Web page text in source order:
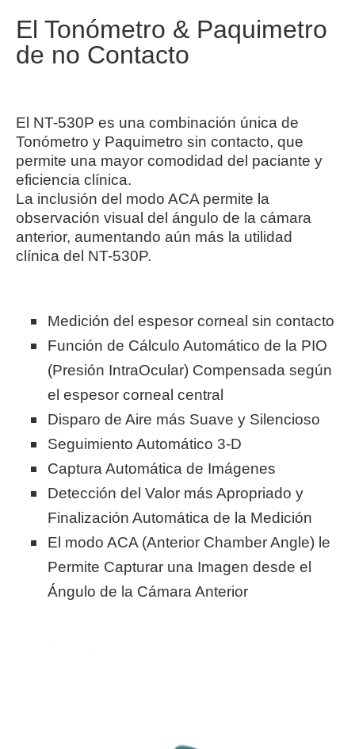
El Tonómetro & Paquimetro
de no Contacto
El NT-530P es una combinación única de
Tonómetro y Paquimetro sin contacto, que
permite una mayor comodidad del paciante y
eficiencia clínica.
La inclusión del modo ACA permite la
observación visual del ángulo de la cámara
anterior, aumentando aún más la utilidad
clínica del NT-530P.
Medición del espesor corneal sin contacto
Función de Cálculo Automático de la PIO
(Presión IntraOcular) Compensada según
el espesor corneal central
Disparo de Aire más Suave y Silencioso
Seguimiento Automático 3-D
Captura Automática de Imágenes
Detección del Valor más Apropriado y
Finalización Automática de la Medición
El modo ACA (Anterior Chamber Angle) le
Permite Capturar una Imagen desde el
Ángulo de la Cámara Anterior